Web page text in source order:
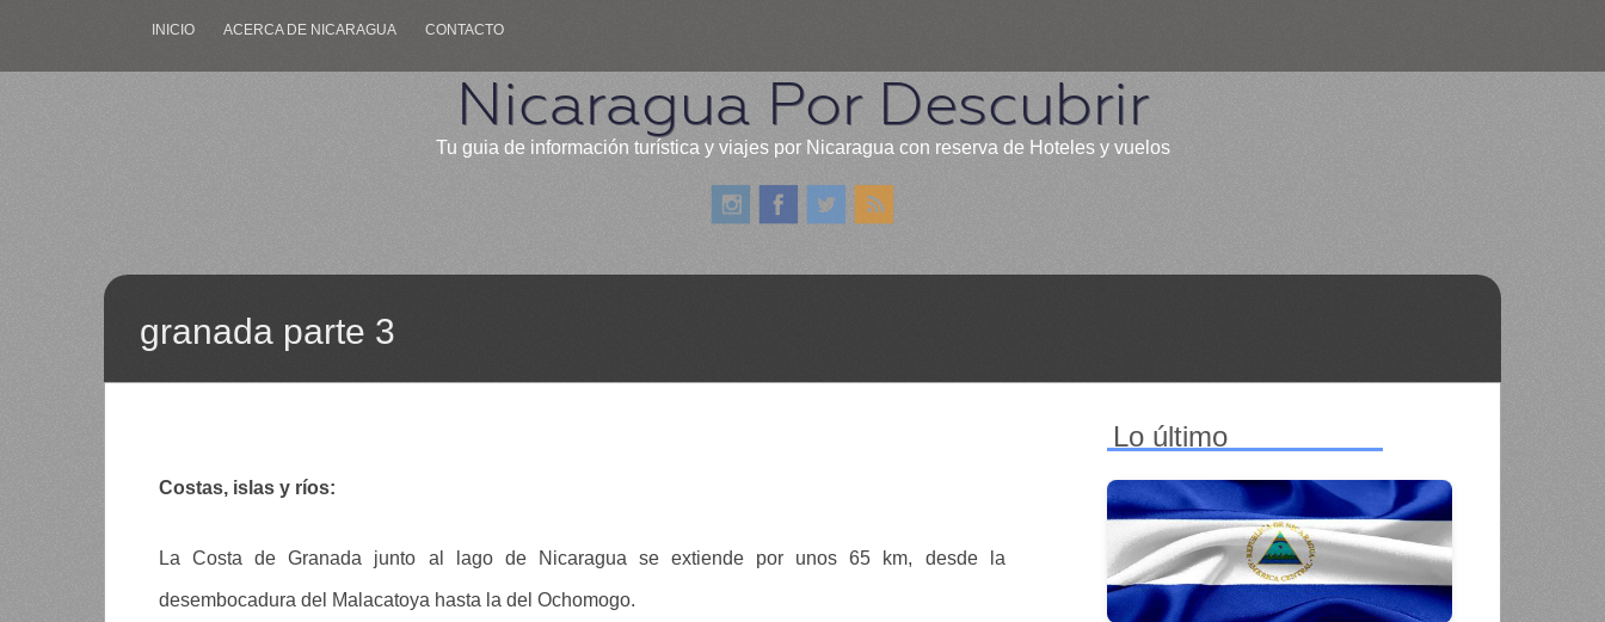
INICIO ACERCA DE NICARAGUA CONTACTO
Nicaragua Por Descubrir
Tu guia de información turística y viajes por Nicaragua con reserva de Hoteles y vuelos
granada parte 3
Costas, islas y ríos:
La Costa de Granada junto al lago de Nicaragua se extiende por unos 65 km, desde la
desembocadura del Malacatoya hasta la del Ochomogo.
Lo último